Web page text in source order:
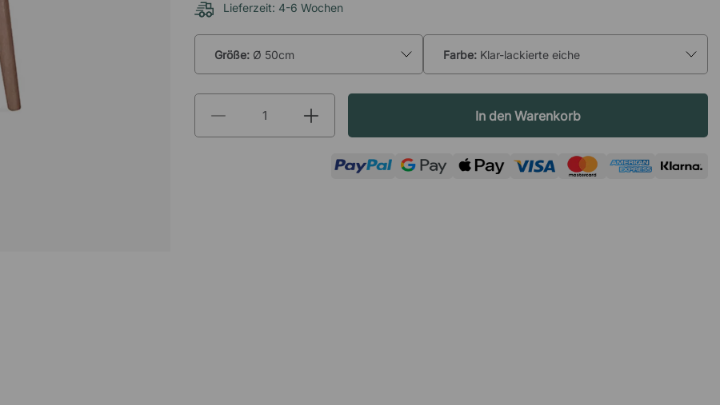
Lieferzeit: 4-6 Wochen
Größe: Ø 50cm Farbe: Klar-lackierte eiche
In den Warenkorb